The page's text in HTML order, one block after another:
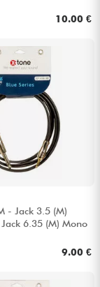
10.00 €
- Jack 3.5 (M)
6.35 (M) Mono
9.00 €